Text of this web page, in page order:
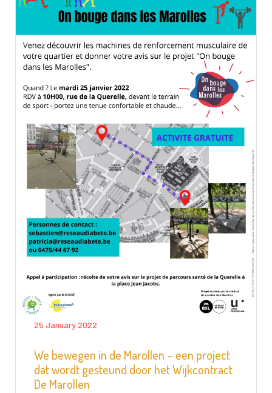
25 January 2022
We bewegen in de Marollen – een project
dat wordt gesteund door het Wijkcontract
De Marollen